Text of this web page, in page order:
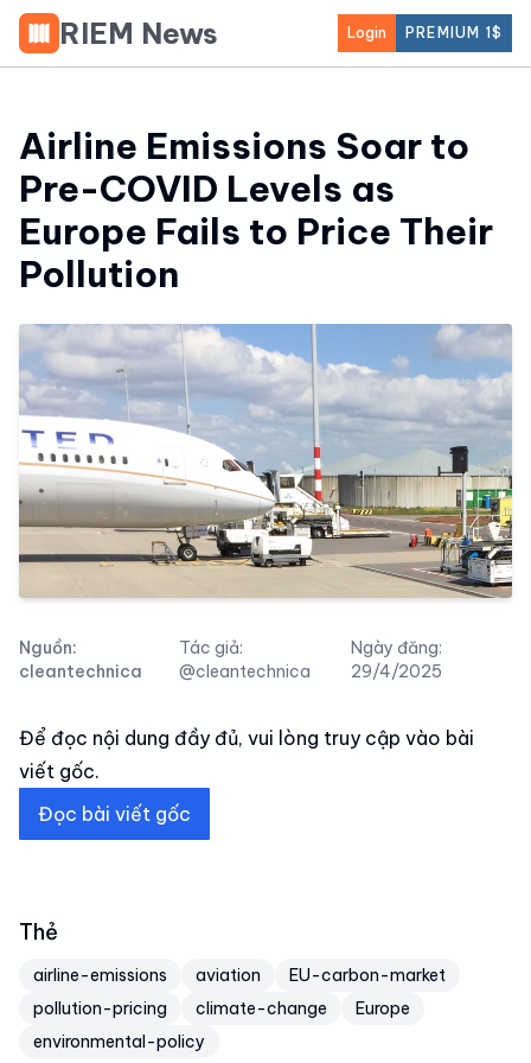
RIEM News Login PREMIUM 1$
Airline Emissions Soar to
Pre-COVID Levels as
Europe Fails to Price Their
Pollution
Nguồn:
cleantechnica
Tác giả:
@cleantechnica
Ngày đăng:
29/4/2025
Để đọc nội dung đầy đủ, vui lòng truy cập vào bài
viết gốc.
Đọc bài viết gốc
Thẻ
airline-emissions aviation
EU-carbon-market
pollution-pricing
climate-change
Europe
environmental-policy